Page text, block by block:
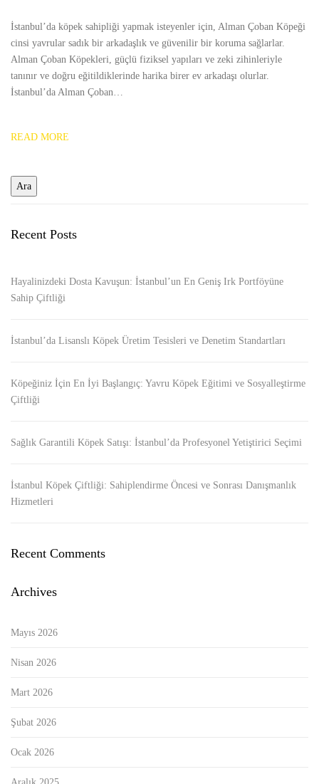
İstanbul’da köpek sahipliği yapmak isteyenler için, Alman Çoban Köpeği
cinsi yavrular sadık bir arkadaşlık ve güvenilir bir koruma sağlarlar.
Alman Çoban Köpekleri, güçlü fiziksel yapıları ve zeki zihinleriyle
tanınır ve doğru eğitildiklerinde harika birer ev arkadaşı olurlar.
İstanbul’da Alman Çoban…
READ MORE
Recent Posts
Hayalinizdeki Dosta Kavuşun: İstanbul’un En Geniş Irk Portföyüne
Sahip Çiftliği
İstanbul’da Lisanslı Köpek Üretim Tesisleri ve Denetim Standartları
Köpeğiniz İçin En İyi Başlangıç: Yavru Köpek Eğitimi ve Sosyalleştirme
Çiftliği
Sağlık Garantili Köpek Satışı: İstanbul’da Profesyonel Yetiştirici Seçimi
İstanbul Köpek Çiftliği: Sahiplendirme Öncesi ve Sonrası Danışmanlık
Hizmetleri
Recent Comments
Archives
Mayıs 2026
Nisan 2026
Mart 2026
Şubat 2026
Ocak 2026